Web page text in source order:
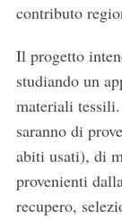
contributo
Il progetto
studiando un
materiali
saranno di
abiti usati), di
provenienti
recupero,